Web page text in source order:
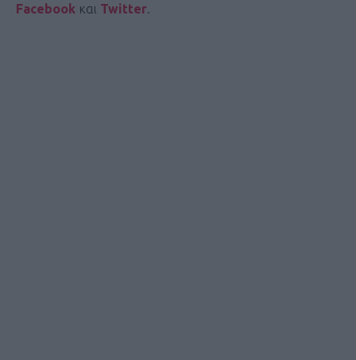
Facebook και Twitter.